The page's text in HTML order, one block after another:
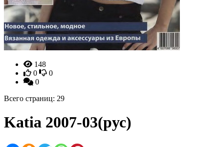
148
0
0
0
Всего страниц: 29
Katia 2007-03(рус)